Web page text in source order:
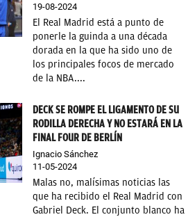
19-08-2024
El Real Madrid está a punto de
ponerle la guinda a una década
dorada en la que ha sido uno de
los principales focos de mercado
de la NBA....
DECK SE ROMPE EL LIGAMENTO DE SU
RODILLA DERECHA Y NO ESTARÁ EN LA
FINAL FOUR DE BERLÍN
Ignacio Sánchez
11-05-2024
Malas no, malísimas noticias las
que ha recibido el Real Madrid con
Gabriel Deck. El conjunto blanco ha